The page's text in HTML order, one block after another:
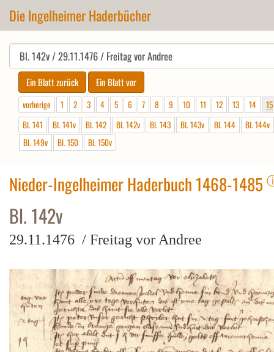
Die Ingelheimer Haderbücher
vorherige 1 2 3 4 5 6 7 8 9 10 11 12 13 14
15
Bl. 141
Bl. 141v Bl. 142 Bl. 142v Bl. 143 Bl. 143v Bl. 144
Bl. 144v
Bl. 149v
Bl. 150 Bl. 150v
Nieder-Ingelheimer Haderbuch 1468-1485
Bl. 142v
29.11.1476 / Freitag vor Andree